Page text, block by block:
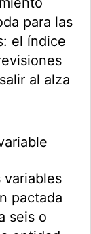
para las
el índice
al alza
variables
pactada
seis o